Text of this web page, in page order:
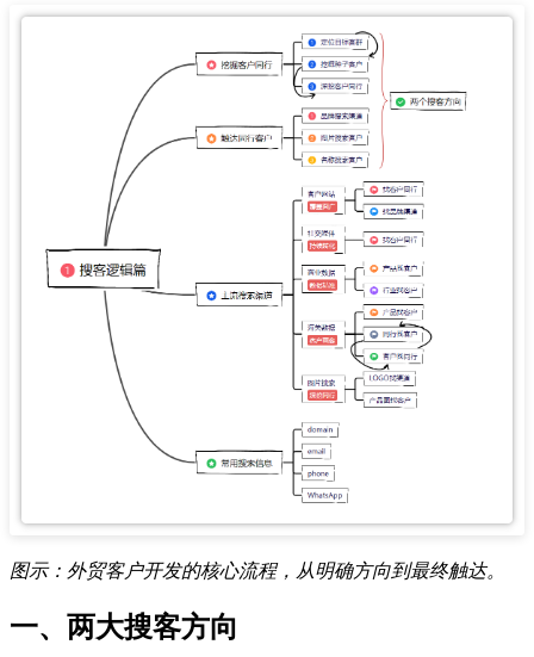
图示：外贸客户开发的核心流程，从明确方向到最终触达。
一、两大搜客方向